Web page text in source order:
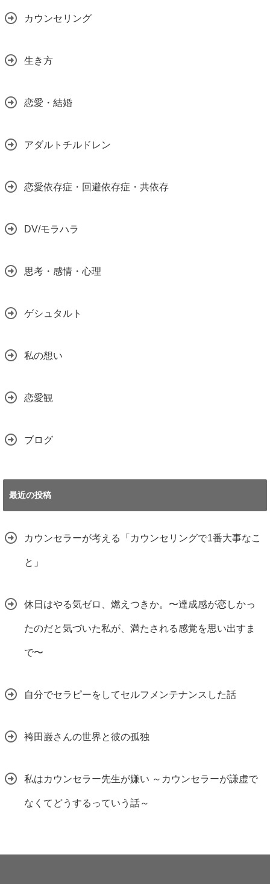
カウンセリング
生き方
恋愛・結婚
アダルトチルドレン
恋愛依存症・回避依存症・共依存
DV/モラハラ
思考・感情・心理
ゲシュタルト
私の想い
恋愛観
ブログ
最近の投稿
カウンセラーが考える「カウンセリングで1番大事なこ
と」
休日はやる気ゼロ、燃えつきか。〜達成感が恋しかっ
たのだと気づいた私が、満たされる感覚を思い出すま
で〜
自分でセラピーをしてセルフメンテナンスした話
袴田巌さんの世界と彼の孤独
私はカウンセラー先生が嫌い ～カウンセラーが謙虚で
なくてどうするっていう話～